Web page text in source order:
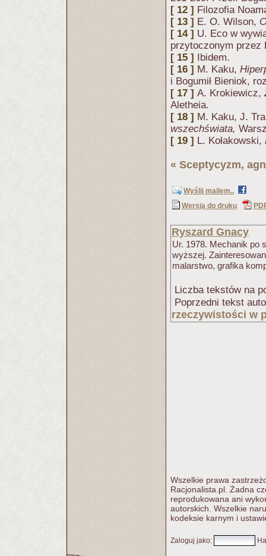
[ 12 ] Filozofia
[ 13 ] E. O. Wilson,
[ 14 ] U. Eco w
przytoczonym przez
[ 15 ] Ibidem.
[ 16 ] M. Kaku,
i Bogumił Bieniok,
[ 17 ] A. Krokiewicz,
Aletheia.
[ 18 ] M. Kaku, J.
wszechświata,
[ 19 ] L. Kołakowski,
« Sceptycyzm,
Wyślij mailem..
Wersja do druku
Ryszard Gnacy
Ur. 1978. Mechanik po
wyższej.
malarstwo, grafika
Liczba tekstów na
Poprzedni tekst
rzeczywistości w
Wszelkie prawa
Racjonalista.pl. Żadna
reprodukowana ani
autorskich. Wszelkie
kodeksie karnym i
Zaloguj jako: